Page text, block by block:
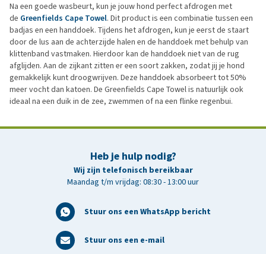
Na een goede wasbeurt, kun je jouw hond perfect afdrogen met
de Greenfields Cape Towel. Dit product is een combinatie tussen een
badjas en een handdoek. Tijdens het afdrogen, kun je eerst de staart
door de lus aan de achterzijde halen en de handdoek met behulp van
klittenband vastmaken. Hierdoor kan de handdoek niet van de rug
afglijden. Aan de zijkant zitten er een soort zakken, zodat jij je hond
gemakkelijk kunt droogwrijven. Deze handdoek absorbeert tot 50%
meer vocht dan katoen. De Greenfields Cape Towel is natuurlijk ook
ideaal na een duik in de zee, zwemmen of na een flinke regenbui.
Heb je hulp nodig?
Wij zijn telefonisch bereikbaar
Maandag t/m vrijdag: 08:30 - 13:00 uur
Stuur ons een WhatsApp bericht
Stuur ons een e-mail